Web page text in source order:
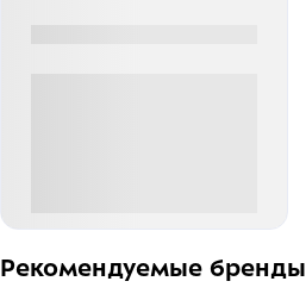
Рекомендуемые бренды